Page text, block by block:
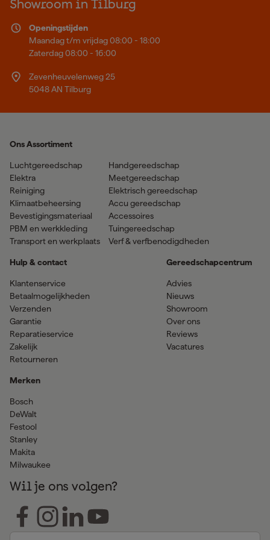
Showroom in Tilburg
Openingstijden
Maandag t/m vrijdag 08:00 - 18:00
Zaterdag 08:00 - 16:00
Zevenheuvelenweg 25
5048 AN Tilburg
Ons Assortiment
Luchtgereedschap
Elektra
Reiniging
Klimaatbeheersing
Bevestigingsmateriaal
PBM en werkkleding
Transport en werkplaats
Handgereedschap
Meetgereedschap
Elektrisch gereedschap
Accu gereedschap
Accessoires
Tuingereedschap
Verf & verfbenodigdheden
Hulp & contact
Klantenservice
Betaalmogelijkheden
Verzenden
Garantie
Reparatieservice
Zakelijk
Retourneren
Merken
Bosch
DeWalt
Festool
Stanley
Makita
Milwaukee
Gereedschapcentrum
Advies
Nieuws
Showroom
Over ons
Reviews
Vacatures
Wil je ons volgen?